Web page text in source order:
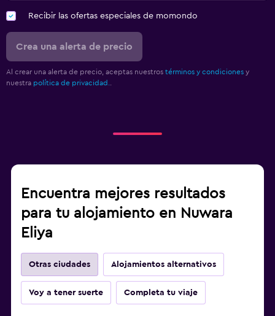
Recibir las ofertas especiales de momondo
Crea una alerta de precio
Al crear una alerta de precio, aceptas nuestros términos y condiciones y
nuestra política de privacidad.
Encuentra mejores resultados
para tu alojamiento en Nuwara
Eliya
Otras ciudades Alojamientos alternativos
Voy a tener suerte Completa tu viaje